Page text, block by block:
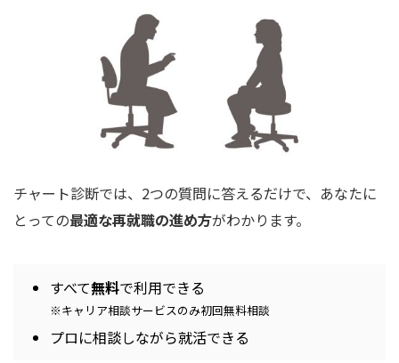
チャート診断では、2つの質問に答えるだけで、あなたに
とっての最適な再就職の進め方がわかります。
すべて無料で利用できる
※キャリア相談サービスのみ初回無料相談
プロに相談しながら就活できる